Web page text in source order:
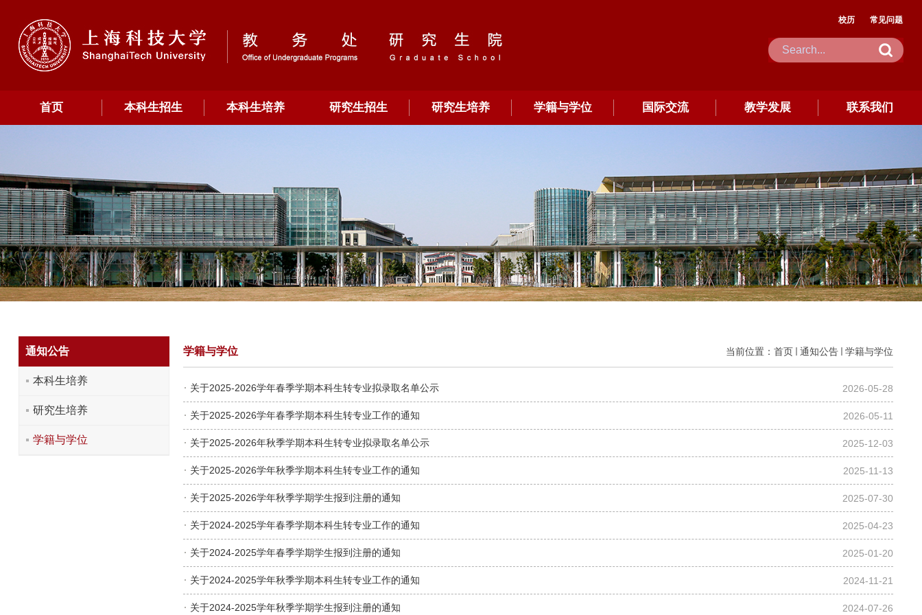
校历 常见问题
首页 本科生招生 本科生培养 研究生招生 研究生培养 学籍与学位 国际交流 教学发展 联系我们
通知公告
本科生培养
研究生培养
学籍与学位
学籍与学位 当前位置：首页 通知公告 学籍与学位
关于2025-2026学年春季学期本科生转专业拟录取名单公示 2026-05-28
关于2025-2026学年春季学期本科生转专业工作的通知 2026-05-11
关于2025-2026年秋季学期本科生转专业拟录取名单公示 2025-12-03
关于2025-2026学年秋季学期本科生转专业工作的通知 2025-11-13
关于2025-2026学年秋季学期学生报到注册的通知 2025-07-30
关于2024-2025学年春季学期本科生转专业工作的通知 2025-04-23
关于2024-2025学年春季学期学生报到注册的通知 2025-01-20
关于2024-2025学年秋季学期本科生转专业工作的通知 2024-11-21
关于2024-2025学年秋季学期学生报到注册的通知 2024-07-26